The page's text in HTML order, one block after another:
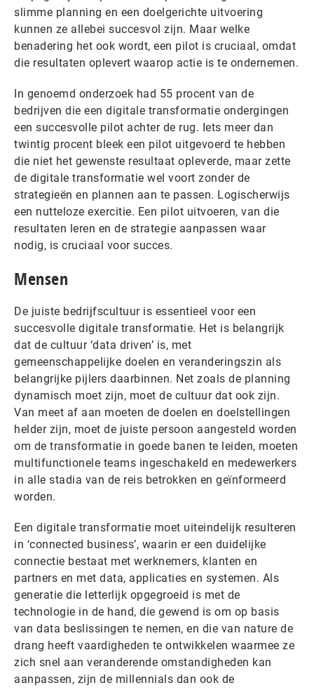
slimme planning en een doelgerichte uitvoering
kunnen ze allebei succesvol zijn. Maar welke
benadering het ook wordt, een pilot is cruciaal, omdat
die resultaten oplevert waarop actie is te ondernemen.
In genoemd onderzoek had 55 procent van de
bedrijven die een digitale transformatie ondergingen
een succesvolle pilot achter de rug. Iets meer dan
twintig procent bleek een pilot uitgevoerd te hebben
die niet het gewenste resultaat opleverde, maar zette
de digitale transformatie wel voort zonder de
strategieën en plannen aan te passen. Logischerwijs
een nutteloze exercitie. Een pilot uitvoeren, van die
resultaten leren en de strategie aanpassen waar
nodig, is cruciaal voor succes.
Mensen
De juiste bedrijfscultuur is essentieel voor een
succesvolle digitale transformatie. Het is belangrijk
dat de cultuur ​​‘data driven’ is, met
gemeenschappelijke doelen en veranderingszin als
belangrijke pijlers daarbinnen. Net zoals de planning
dynamisch moet zijn, moet de cultuur dat ook zijn.
Van meet af aan moeten de doelen en doelstellingen
helder zijn, moet de juiste persoon aangesteld worden
om de transformatie in goede banen te leiden, moeten
multifunctionele teams ingeschakeld en medewerkers
in alle stadia van de reis betrokken en geïnformeerd
worden.
Een digitale transformatie moet uiteindelijk resulteren
in ‘connected business’, waarin er een duidelijke
connectie bestaat met werknemers, klanten en
partners en met data, applicaties en systemen. Als
generatie die letterlijk opgegroeid is met de
technologie in de hand, die gewend is om op basis
van data beslissingen te nemen, en die van nature de
drang heeft vaardigheden te ontwikkelen waarmee ze
zich snel aan veranderende omstandigheden kan
aanpassen, zijn de millennials dan ook de